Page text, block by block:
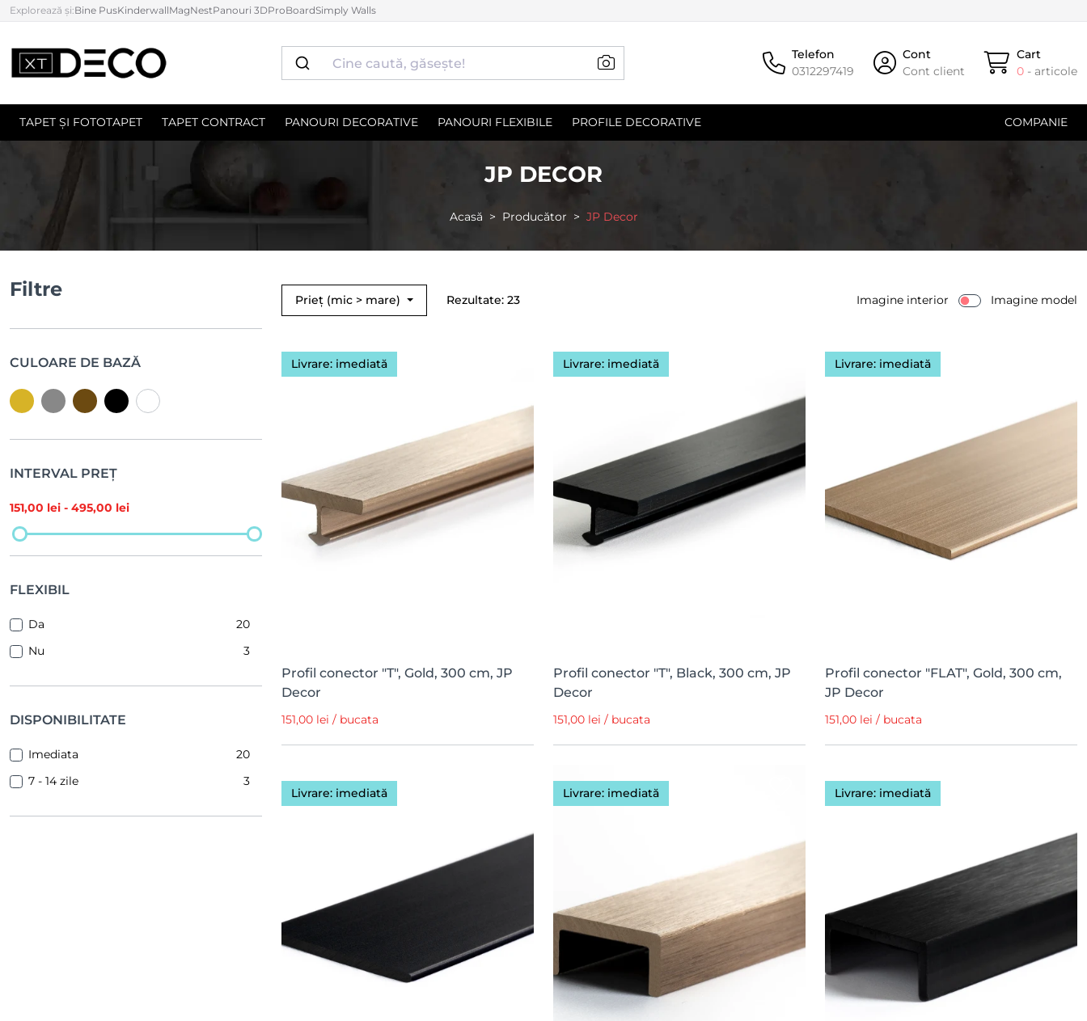
Explorează și:Bine PusKinderwallMagNestPanouri 3DProBoardSimply Walls
Telefon
0312297419
Cont
Cont client
Cart
0 - articole
TAPET ȘI FOTOTAPET TAPET CONTRACT PANOURI DECORATIVE PANOURI FLEXIBILE PROFILE DECORATIVE COMPANIE
JP DECOR
Acasă Producător JP Decor
Filtre
CULOARE DE BAZĂ
INTERVAL PREȚ
151,00 lei - 495,00 lei
FLEXIBIL
Da
20
Nu
3
DISPONIBILITATE
Imediata
20
7 - 14 zile
3
Prieț (mic > mare) Rezultate: 23 Imagine interior Imagine model
Livrare: imediată
Profil conector "T", Gold, 300 cm, JP
Decor
151,00 lei / bucata
Livrare: imediată
Profil conector "T", Black, 300 cm, JP
Decor
151,00 lei / bucata
Livrare: imediată
Profil conector "FLAT", Gold, 300 cm,
JP Decor
151,00 lei / bucata
Livrare: imediată Livrare: imediată Livrare: imediată